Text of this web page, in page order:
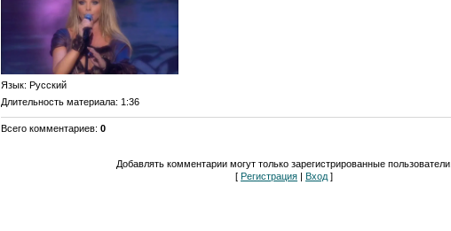
Язык: Русский
Длительность материала: 1:36
Всего комментариев: 0
Добавлять комментарии могут только зарегистрированные пользователи.
[ Регистрация | Вход ]